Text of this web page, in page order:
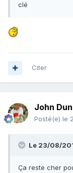
clé
Citer
John
Posté(e) le
Le 23/08/
Ça reste cher